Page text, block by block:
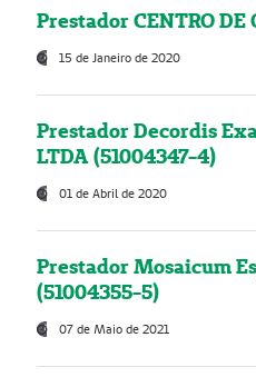
Prestador CENTRO DE
15 de Janeiro de 2020
Prestador Decordis
LTDA (51004347-4)
01 de Abril de 2020
Prestador Mosaicum
(51004355-5)
07 de Maio de 2021